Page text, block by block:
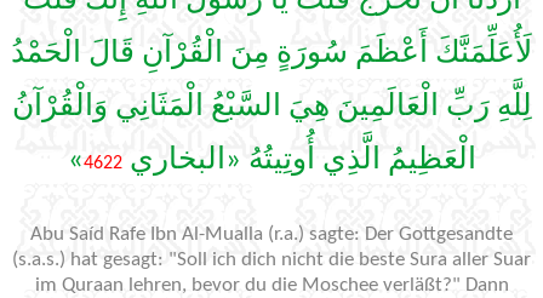
لَأُعَلِّمَنَّكَ أَعْظَمَ سُورَةٍ مِنَ الْقُرْآنِ قَالَ الْحَمْدُ
لِلَّهِ رَبِّ الْعَالَمِينَ هِيَ السَّبْعُ الْمَثَانِي وَالْقُرْآنُ
الْعَظِيمُ الَّذِي أُوتِيتُهُ «البخاري4622
»
Abu Saíd Rafe Ibn Al-Mualla (r.a.) sagte: Der Gottgesandte
(s.a.s.) hat gesagt: "Soll ich dich nicht die beste Sura aller Suar
im Quraan lehren, bevor du die Moschee verläßt?" Dann